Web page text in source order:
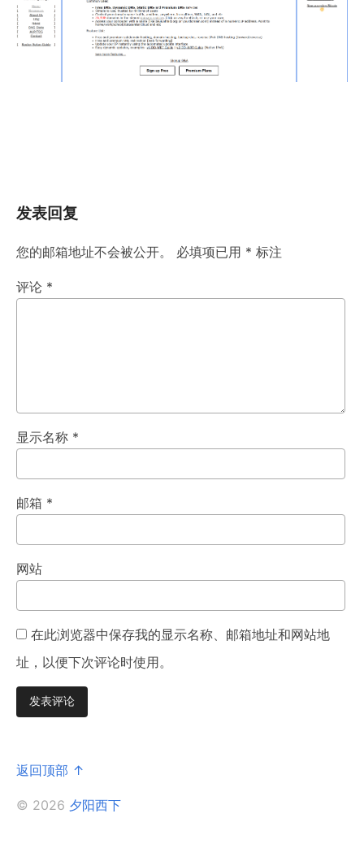
发表回复
您的邮箱地址不会被公开。 必填项已用 * 标注
评论 *
显示名称 *
邮箱 *
网站
在此浏览器中保存我的显示名称、邮箱地址和网站地
址，以便下次评论时使用。
返回顶部 ↑
© 2026 夕阳西下